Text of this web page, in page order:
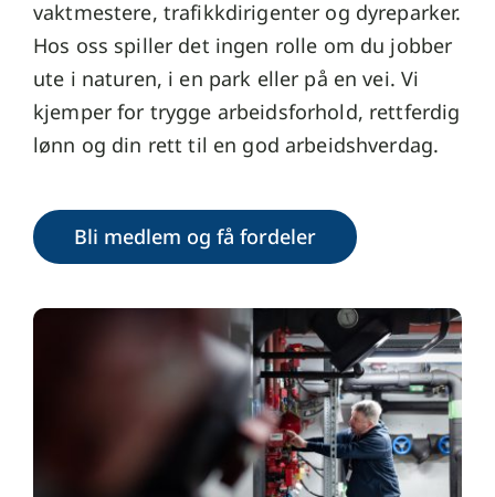
vaktmestere, trafikkdirigenter og dyreparker.
Hos oss spiller det ingen rolle om du jobber
ute i naturen, i en park eller på en vei. Vi
kjemper for trygge arbeidsforhold, rettferdig
lønn og din rett til en god arbeidshverdag.
Bli medlem og få fordeler